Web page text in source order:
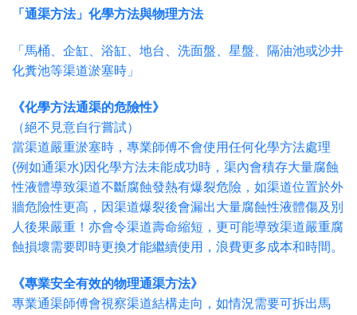
「通渠方法」化學方法與物理方法
「馬桶、企缸、浴缸、地台、洗面盤、星盤、隔油池或沙井
化糞池等渠道淤塞時」
《化學方法通渠的危險性》
（絕不見意自行嘗試）
當渠道嚴重淤塞時，專業師傅不會使用任何化學方法處理
(例如通渠水)因化學方法未能成功時，渠內會積存大量腐蝕
性液體導致渠道不斷腐蝕發熱有爆裂危險，如渠道位置於外
牆危險性更高，因渠道爆裂後會漏出大量腐蝕性液體傷及別
人後果嚴重！亦會令渠道壽命縮短，更可能導致渠道嚴重腐
蝕損壞需要即時更換才能繼續使用，浪費更多成本和時間。
《專業安全有效的物理通渠方法》
專業通渠師傅會視察渠道結構走向，如情況需要可拆出馬